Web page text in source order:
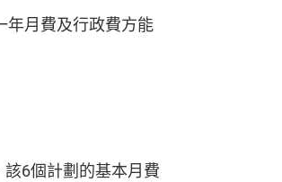
年月費及行政費方能
6個計劃的基本月費